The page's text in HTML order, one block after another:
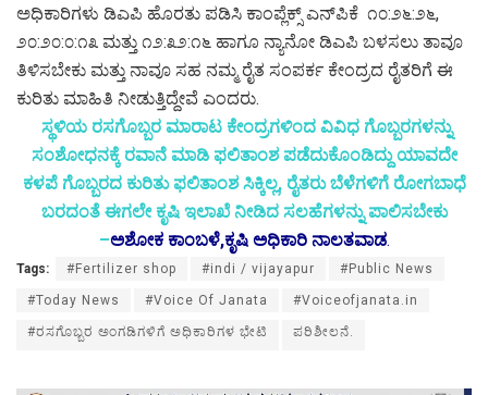
ಅಧಿಕಾರಿಗಳು ಡಿಎಪಿ ಹೊರತು ಪಡಿಸಿ ಕಾಂಪ್ಲೆಕ್ಸ್ ಎನ್‌ಪಿಕೆ ೧೦:೨೬:೨೬,
೨೦:೨೦:೦:೧೩ ಮತ್ತು ೧೨:೩೨:೧೬ ಹಾಗೂ ನ್ಯಾನೋ ಡಿಎಪಿ ಬಳಸಲು ತಾವೂ
ತಿಳಿಸಬೇಕು ಮತ್ತು ನಾವೂ ಸಹ ನಮ್ಮ ರೈತ ಸಂಪರ್ಕ ಕೇಂದ್ರದ ರೈತರಿಗೆ ಈ
ಕುರಿತು ಮಾಹಿತಿ ನೀಡುತ್ತಿದ್ದೇವೆ ಎಂದರು.
ಸ್ಥಳಿಯ ರಸಗೊಬ್ಬರ ಮಾರಾಟ ಕೇಂದ್ರಗಳಿಂದ ವಿವಿಧ ಗೊಬ್ಬರಗಳನ್ನು
ಸಂಶೋಧನಕ್ಕೆ ರವಾನೆ ಮಾಡಿ ಫಲಿತಾಂಶ ಪಡೆದುಕೊಂಡಿದ್ದು ಯಾವದೇ
ಕಳಪೆ ಗೊಬ್ಬರದ ಕುರಿತು ಫಲಿತಾಂಶ ಸಿಕ್ಕಿಲ್ಲ, ರೈತರು ಬೆಳೆಗಳಿಗೆ ರೋಗಬಾಧೆ
ಬರದಂತೆ ಈಗಲೇ ಕೃಷಿ ಇಲಾಖೆ ನೀಡಿದ ಸಲಹೆಗಳನ್ನು ಪಾಲಿಸಬೇಕು
–ಅಶೋಕ ಕಾಂಬಳೆ,ಕೃಷಿ ಅಧಿಕಾರಿ ನಾಲತವಾಡ.
Tags: #Fertilizer shop #indi / vijayapur #Public News
#Today News #Voice Of Janata #Voiceofjanata.in
#ರಸಗೊಬ್ಬರ ಅಂಗಡಿಗಳಿಗೆ ಅಧಿಕಾರಿಗಳ ಭೇಟಿ ಪರಿಶೀಲನೆ.